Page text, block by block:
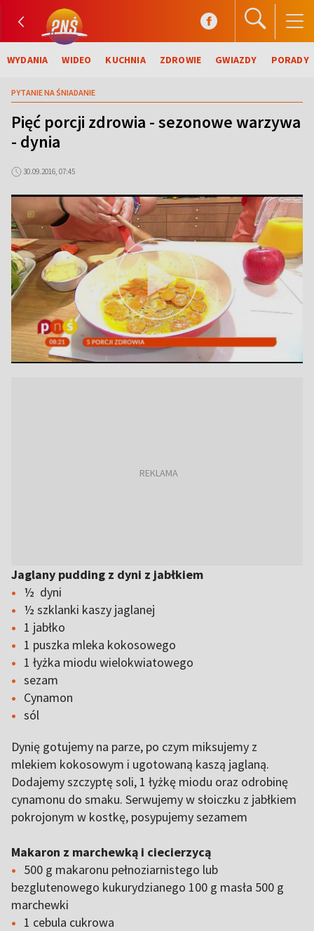
WYDANIA WIDEO KUCHNIA ZDROWIE GWIAZDY PORADY
PYTANIE NA ŚNIADANIE
Pięć porcji zdrowia - sezonowe warzywa
- dynia
30.09.2016, 07:45
Jaglany pudding z dyni z jabłkiem
½ dyni
½ szklanki kaszy jaglanej
1 jabłko
1 puszka mleka kokosowego
1 łyżka miodu wielokwiatowego
sezam
Cynamon
sól
Dynię gotujemy na parze, po czym miksujemy z
mlekiem kokosowym i ugotowaną kaszą jaglaną.
Dodajemy szczyptę soli, 1 łyżkę miodu oraz odrobinę
cynamonu do smaku. Serwujemy w słoiczku z jabłkiem
pokrojonym w kostkę, posypujemy sezamem
Makaron z marchewką i ciecierzycą
500 g makaronu pełnoziarnistego lub
bezglutenowego kukurydzianego 100 g masła 500 g
marchewki
1 cebula cukrowa